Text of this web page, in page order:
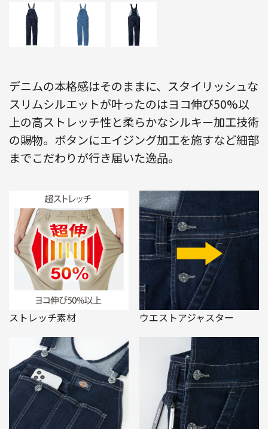
デニムの本格感はそのままに、スタイリッシュな
スリムシルエットが叶ったのはヨコ伸び50%以
上の高ストレッチ性と柔らかなシルキー加工技術
の賜物。ボタンにエイジング加工を施すなど細部
までこだわりが行き届いた逸品。
ストレッチ素材 ウエストアジャスター